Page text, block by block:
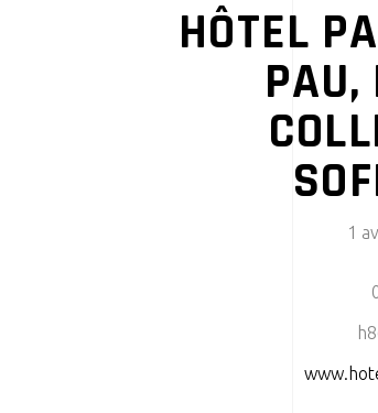
HÔTEL
PAU,
1